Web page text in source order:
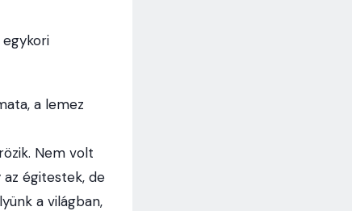
a lemez
Nem volt
égitestek, de
a világban,